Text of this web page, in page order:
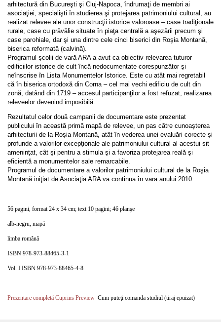
arhitectură din Bucureşti şi Cluj-Napoca, îndrumaţi de membri ai
asociaţiei, specialişti în studierea şi protejarea patrimoniului cultural, au
realizat relevee ale unor construcţii istorice valoroase – case tradiţionale
rurale, case cu prăvălie situate în piaţa centrală a aşezării precum şi
case parohiale, dar şi una dintre cele cinci biserici din Roşia Montană,
biserica reformată (calvină).
Programul şcolii de vară ARA a avut ca obiectiv relevarea tuturor
edificiilor istorice de cult încă nedocumentate corespunzător şi
neînscrise în Lista Monumentelor Istorice. Este cu atât mai regretabil
că în biserica ortodoxă din Corna – cel mai vechi edificiu de cult din
zonă, datând din 1719 – accesul participanţilor a fost refuzat, realizarea
releveelor devenind imposibilă.
Rezultatul celor două campanii de documentare este prezentat
publicului în această primă mapă de relevee, un pas către cunoaşterea
arhitecturii de la Roşia Montană, atât în vederea unei evaluări corecte şi
profunde a valorilor excepţionale ale patrimoniului cultural al acestui sit
ameninţat, cât şi pentru a stimula şi a favoriza protejarea reală şi
eficientă a monumentelor sale remarcabile.
Programul de documentare a valorilor patrimoniului cultural de la Roşia
Montană iniţiat de Asociaţia ARA va continua în vara anului 2010.
56 pagini, format 24 x 34 cm; text 10 pagini; 46 planşe
alb-negru, mapă
limba română
ISBN 978-973-88465-3-1
Vol. I ISBN 978-973-88465-4-8
Prezentare completă Cuprins Preview Cum puteţi comanda studiul (tiraj epuizat)